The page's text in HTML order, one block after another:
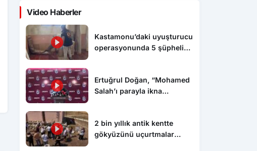
Video Haberler
Kastamonu’daki uyuşturucu
operasyonunda 5 şüpheli
Ertuğrul Doğan, “Mohamed
Salah’ı parayla ikna
2 bin yıllık antik kentte
gökyüzünü uçurtmalar